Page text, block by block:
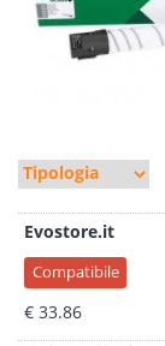
Evostore.it
Compatibile
€ 33.86